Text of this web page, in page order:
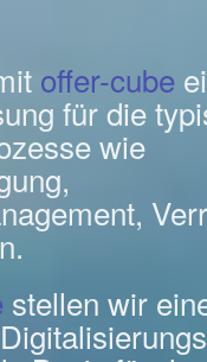
offer-cube
für die
wie
stellen wir